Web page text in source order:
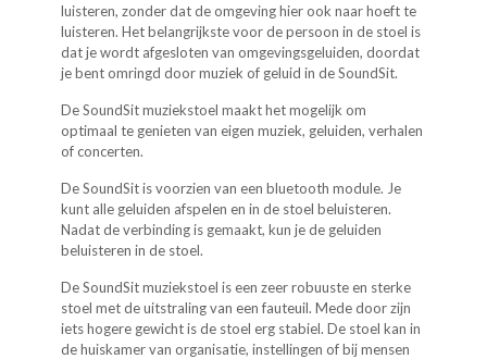
luisteren, zonder dat de omgeving hier ook naar hoeft te
luisteren. Het belangrijkste voor de persoon in de stoel is
dat je wordt afgesloten van omgevingsgeluiden, doordat
je bent omringd door muziek of geluid in de SoundSit.
De SoundSit muziekstoel maakt het mogelijk om
optimaal te genieten van eigen muziek, geluiden, verhalen
of concerten.
De SoundSit is voorzien van een bluetooth module. Je
kunt alle geluiden afspelen en in de stoel beluisteren.
Nadat de verbinding is gemaakt, kun je de geluiden
beluisteren in de stoel.
De SoundSit muziekstoel is een zeer robuuste en sterke
stoel met de uitstraling van een fauteuil. Mede door zijn
iets hogere gewicht is de stoel erg stabiel. De stoel kan in
de huiskamer van organisatie, instellingen of bij mensen